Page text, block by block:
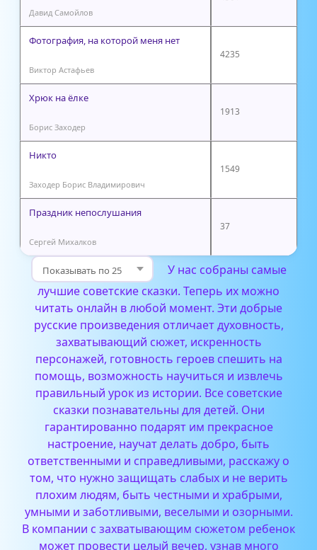
Давид Самойлов
Фотография, на которой меня нет
Виктор Астафьев
4235
Хрюк на ёлке
Борис Заходер
1913
Никто
Заходер Борис Владимирович
1549
Праздник непослушания
Сергей Михалков
37
У нас собраны самые
лучшие советские сказки. Теперь их можно
читать онлайн в любой момент. Эти добрые
русские произведения отличает духовность,
захватывающий сюжет, искренность
персонажей, готовность героев спешить на
помощь, возможность научиться и извлечь
правильный урок из истории. Все советские
сказки познавательны для детей. Они
гарантированно подарят им прекрасное
настроение, научат делать добро, быть
ответственными и справедливыми, расскажу о
том, что нужно защищать слабых и не верить
плохим людям, быть честными и храбрыми,
умными и заботливыми, веселыми и озорными.
В компании с захватывающим сюжетом ребенок
может провести целый вечер, узнав много